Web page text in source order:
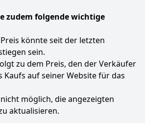
dich!
professionellen Einsatz – Perfekt
oder Monteurzimmer: Mit dem
steuerst du Lautstärke,
Einstellungen zentral – für mehr
Aufwand und ein einheitliches
professionellen Einsatz – Perfekt
oder Monteurzimmer: Mit dem
steuerst du Lautstärke,
Einstellungen zentral – für mehr
zudem folgende wichtige
könnte seit der letzten
sein.
zu dem Preis, den der Verkäufer
Kaufs auf seiner Website für das
möglich, die angezeigten
aktualisieren.